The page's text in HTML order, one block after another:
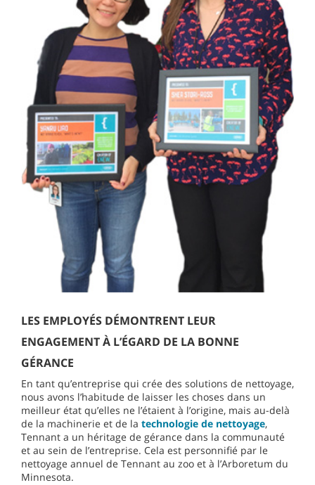
LES EMPLOYÉS DÉMONTRENT LEUR
ENGAGEMENT À L’ÉGARD DE LA BONNE
GÉRANCE
En tant qu’entreprise qui crée des solutions de nettoyage,
nous avons l’habitude de laisser les choses dans un
meilleur état qu’elles ne l’étaient à l’origine, mais au-delà
de la machinerie et de la technologie de nettoyage,
Tennant a un héritage de gérance dans la communauté
et au sein de l’entreprise. Cela est personnifié par le
nettoyage annuel de Tennant au zoo et à l’Arboretum du
Minnesota.